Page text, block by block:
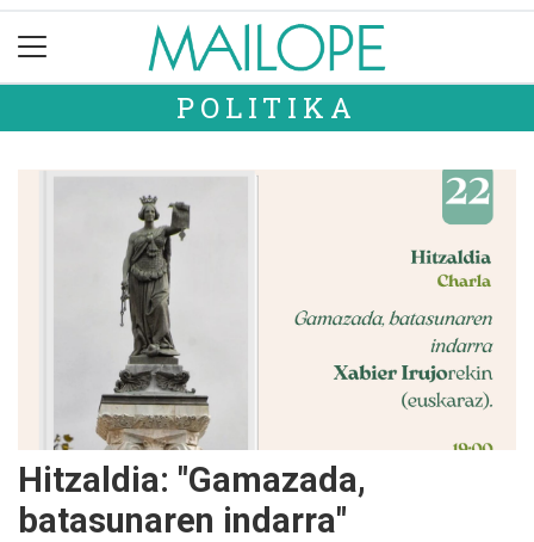
POLITIKA
Hitzaldia: "Gamazada,
batasunaren indarra"